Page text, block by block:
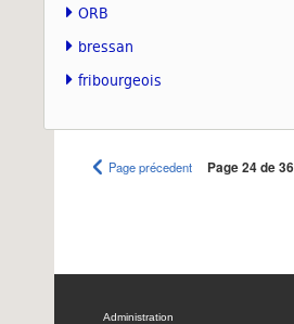
ORB
bressan
fribourgeois
Page précedent Page 24 de 36
Administration